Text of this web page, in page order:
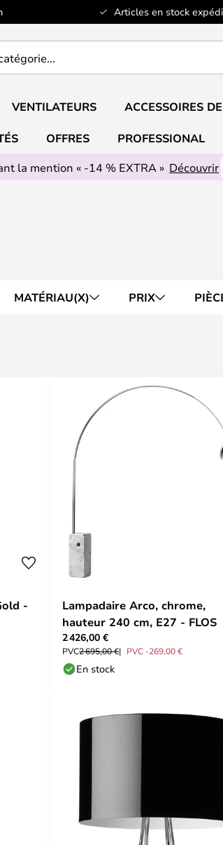
Articles en stock
VENTILATEURS ACCESSOIRES
OFFRES
PROFESSIONAL
la mention « -14 % EXTRA » Découvrir
MATÉRIAU(X) PRIX
-
Lampadaire Arco, chrome,
hauteur 240 cm, E27 - FLOS
2 426,00 €
PVC2 695,00 € PVC -269,00 €
En stock